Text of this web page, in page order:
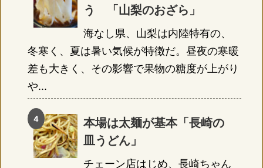
う 「山梨のおざら」
海なし県、山梨は内陸特有の、
冬寒く、夏は暑い気候が特徴だ。昼夜の寒暖
差も大きく、その影響で果物の糖度が上がり
や...
本場は太麺が基本「長崎の
皿うどん」
チェーン店はじめ、長崎ちゃん